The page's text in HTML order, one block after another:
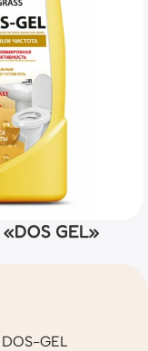
GEL»
GEL